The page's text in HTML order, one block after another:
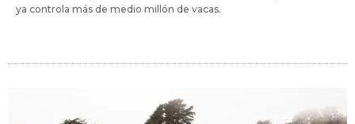
ya controla más de medio millón de vacas.